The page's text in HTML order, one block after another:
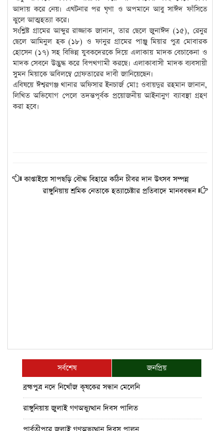
আদায় করে নেয়। এঘটনার পর ঘৃণা ও অপমানে আবু সাঈদ ফাঁসিতে
ঝুলে আত্মহত্যা করে।
সংশ্লিষ্ট গ্রামের আব্দুর রাজ্জাক জানান, তার ছেলে জুনাঈদ (১৫), রেনুর
ছেলে আমিনুল হক (১৮) ও ফানুর গ্রামের পাঞ্জু মিয়ার পুত্র মোবারক
হোসেন (১৭) সহ বিভিন্ন যুবকদেরকে দিয়ে এলাকায় মাদক বেচাকেনা ও
মাদক সেবনে উদ্ভুদ্ধ করে বিপথগামী করছে। এলাকাবাসী মাদক ব্যবসায়ী
সুমন মিয়াকে অবিলম্বে গ্রেফতারের দাবী জানিয়েছেন।
এবিষয়ে ঈশ্বরগঞ্জ থানার অফিসার ইনচার্জ মোঃ ওবায়দুর রহমান জানান,
লিখিত অভিযোগ পেলে তদন্তপূর্বক প্রয়োজনীয় আইনানুগ ব্যাবস্থা গ্রহণ
করা হবে।
কাপ্তাইয়ে সাপছড়ি বৌদ্ধ বিহারে কঠিন চীবর দান উৎসব সম্পন্ন
রাঙ্গুনিয়ায় শ্রমিক নেতাকে হত্যাচেষ্টার প্রতিবাদে মানববন্ধন
সর্বশেষ
জনপ্রিয়
ব্রহ্মপুত্র নদে নিখোঁজ কৃষকের সন্ধান মেলেনি
রাঙ্গুনিয়ায় জুলাই গণঅভ্যুত্থান দিবস পালিত